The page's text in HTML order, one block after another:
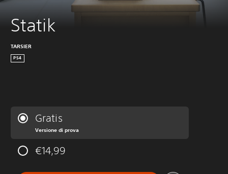
Statik
TARSIER
PS4
Gratis
Versione di prova
€14,99